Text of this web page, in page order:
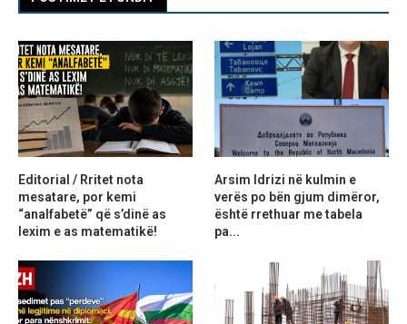
Editorial / Rritet nota
mesatare, por kemi
“analfabetë” që s’dinë as
lexim e as matematikë!
Arsim Idrizi në kulmin e
verës po bën gjum dimëror,
është rrethuar me tabela
pa...